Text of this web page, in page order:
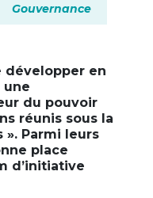
Gouvernance
développer en
une
du pouvoir
réunis sous la
». Parmi leurs
place
d’initiative